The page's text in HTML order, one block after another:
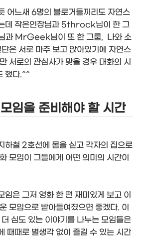
어느새 6명의 블로거들끼리도 자연스
데 작은인장님과 5throck님이 한 그
MrGeek님이 또 한 그룹, 나와 소
은 서로 마주 보고 앉아있기에 자연스
서로의 관심사가 맞을 경우 대화의 시
했다.^^
임을 준비해야 할 시간
하철 2호선에 몸을 싣고 각자의 집으로
모임이 그들에게 어떤 의미의 시간이
임은 그저 영화 한 편 재미있게 보고 이
모임으로 받아들여졌으면 좋겠다. 이
심도 있는 이야기를 나누는 모임들은
때때로 별생각 없이 즐길 수 있는 시간